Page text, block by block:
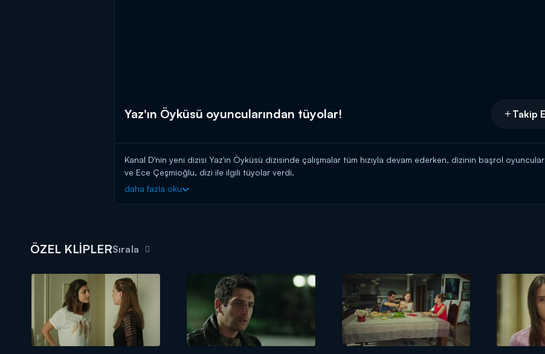
Yaz'ın Öyküsü oyuncularından tüyolar! Takip
Kanal D'nin yeni dizisi Yaz'ın Öyküsü dizisinde çalışmalar tüm hızıyla devam ederken, dizinin başrol
ve Ece Çeşmioğlu, dizi ile ilgili tüyolar verdi.
daha fazla oku
ÖZEL KLİPLERSırala